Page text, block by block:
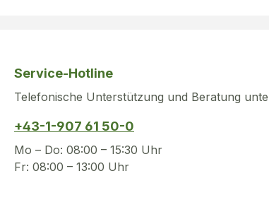
Service-Hotline
Telefonische Unterstützung und Beratung
+43-1-907 61 50-0
Mo – Do: 08:00 – 15:30 Uhr
Fr: 08:00 – 13:00 Uhr